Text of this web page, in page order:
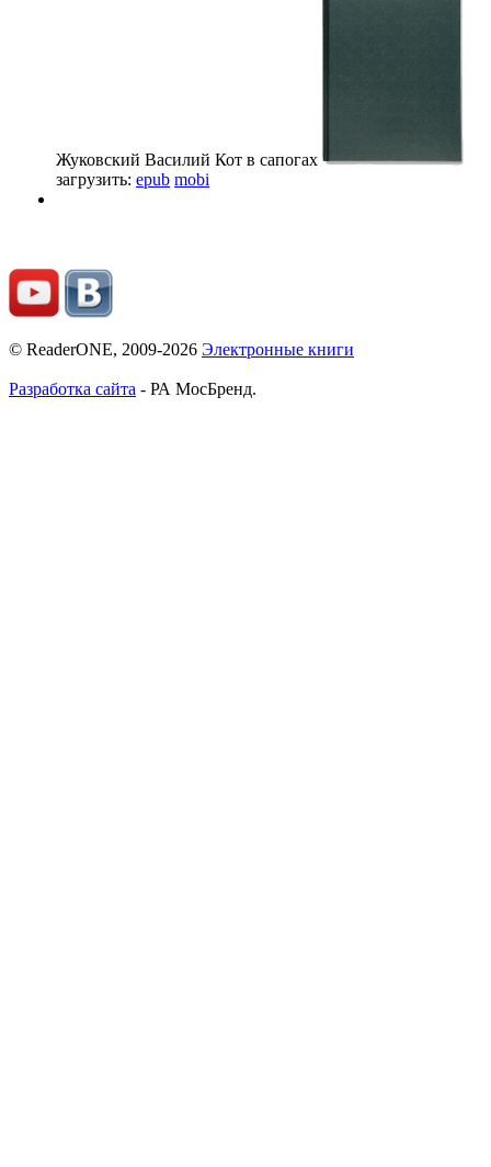
Жуковский Василий Кот в сапогах
загрузить: epub mobi
© ReaderONE, 2009-2026 Электронные книги
Разработка сайта - РА МосБренд.